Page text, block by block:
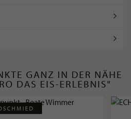
GANZ IN DER NÄHE
DAS EIS-ERLEBNIS"